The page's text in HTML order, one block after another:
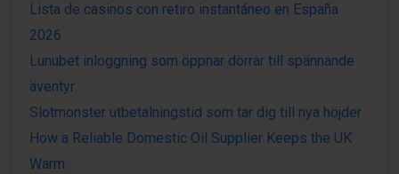
Lista de casinos con retiro instantáneo en España
2026
Lunubet inloggning som öppnar dörrar till spännande
äventyr
Slotmonster utbetalningstid som tar dig till nya höjder
How a Reliable Domestic Oil Supplier Keeps the UK
Warm